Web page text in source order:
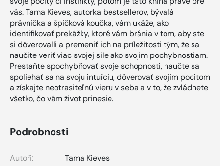
vás. Tama Kieves, autorka bestsellerov, bývalá
právnička a špičková koučka, vám ukáže, ako
identifikovať prekážky, ktoré vám bránia v tom, aby ste
si dôverovalli a premeniť ich na príležitosti tým, že sa
naučíte veriť viac svojej sile ako svojim pochybnostiam.
Prestaňte spochybňovať svoje schopnosti, naučte sa
spoliehať sa na svoju intuíciu, dôverovať svojim pocitom
a získajte neotrasiteľnú vieru v seba a v to, že zvládnete
všetko, čo vám život prinesie.
Podrobnosti
Autoři:
Tama Kieves